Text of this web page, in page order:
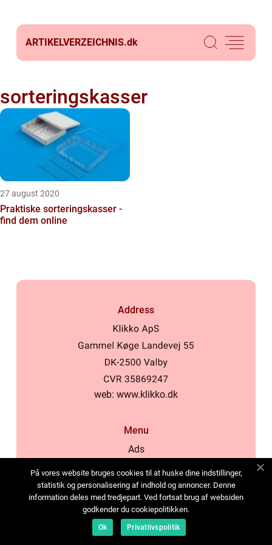
ARTIKELVERZEICHNIS.dk
sorteringskasser
27 august 2020
Praktiske sorteringskasser -
find dem online
Address
web: www.klikko.dk
Menu
Ads
Cookies
Contact
Sitemap
På vores website bruges cookies til at huske dine indstillinger,
statistik og personalisering af indhold og annoncer. Denne
information deles med tredjepart. Ved fortsat brug af websiden
godkender du cookiepolitikken.
Ok Privatlivspolitik